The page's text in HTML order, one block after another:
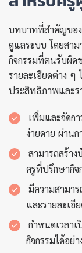
บทบาทที่สำคัญขอ
ดูแลระบบ โดยสาม
กิจกรรมที่ตนรับผิด
รายละเอียดต่าง ๆ
ประสิทธิภาพและร
เพิ่มและจัดก
ง่ายดาย ผ่าน
สามารถสร้า
ครูที่ปรึกษากิจ
มีความสามา
และรายละเอี
กำหนดเวลา
กิจกรรมได้อย่